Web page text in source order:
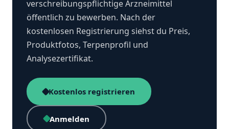
verschreibungspflichtige Arzneimittel
öffentlich zu bewerben. Nach der
kostenlosen Registrierung siehst du Preis,
Produktfotos, Terpenprofil und
Analysezertifikat.
Kostenlos registrieren
Anmelden